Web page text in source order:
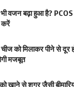
वजन बढ़ा हुआ है?
को मिलाकर पीने से दूर
मजबूत
से शुगर जैसी